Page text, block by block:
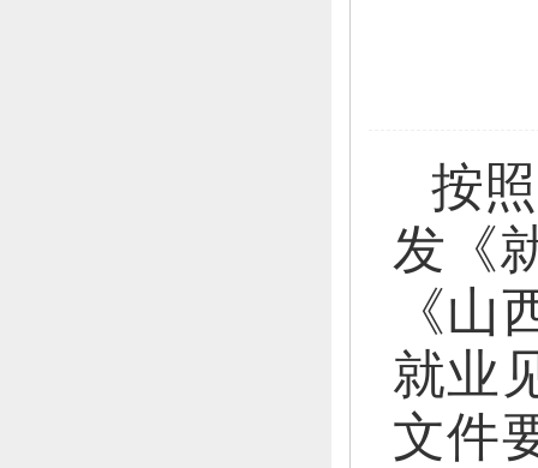
按
发《
《
就业
文件